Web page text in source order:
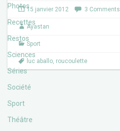
Photos
Recettes
Restos
Sciences
Séries
Société
Sport
Théâtre
e
b
o
o
k
t
r
15 janvier 2012 3 Comments
Ayastan
Sport
luc aballo, roucoulette